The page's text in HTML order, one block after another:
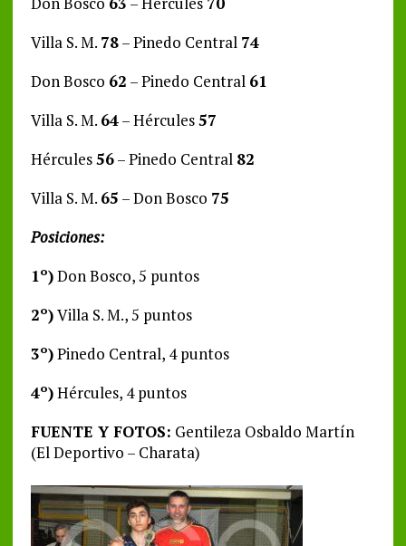
Villa S. M. 78– Pinedo Central 74
Don Bosco 62 – Pinedo Central 61
Villa S. M. 64– Hércules57
Hércules56– Pinedo Central 82
Villa S. M. 65 – Don Bosco 75
Posiciones:
1º)Don Bosco, 5 puntos
2º)Villa S. M., 5 puntos
3º)Pinedo Central, 4 puntos
4º)Hércules, 4 puntos
FUENTE Y FOTOS: Gentileza Osbaldo Martín
(El Deportivo – Charata)